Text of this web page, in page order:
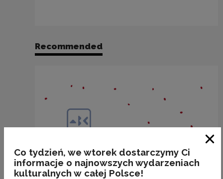
Recommended
Co tydzień, we wtorek dostarczymy Ci
informacje o najnowszych wydarzeniach
kulturalnych w całej Polsce!